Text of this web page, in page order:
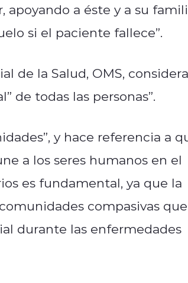
a éste y a su
si el paciente fallece”.
de la Salud, OMS,
de todas las personas”.
y hace referencia a
a los seres humanos en el
es fundamental, ya que la
compasivas que
durante las enfermedades